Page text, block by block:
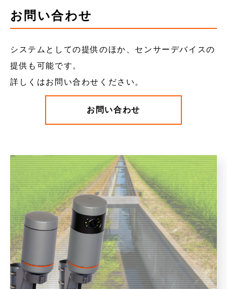
お問い合わせ
システムとしての提供のほか、センサーデバイスの
提供も可能です。
詳しくはお問い合わせください。
お問い合わせ